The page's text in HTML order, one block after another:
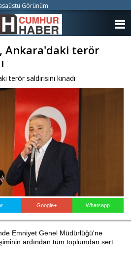
Ankara'daki terör
saldırısını kınadı
Google+ Whatsapp
Emniyet Genel Müdürlüğü'ne
ardından tüm toplumdan sert
Görünüm
KATEGORİLER
FOTO GALERİ
VİDEO GALERİ
İLETİŞİM